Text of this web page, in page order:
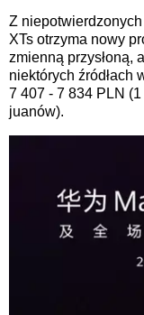
Z
XTs otrzyma nowy
zmienną przysłoną,
niektórych źródłach
7 407 - 7 834 PLN
juanów).